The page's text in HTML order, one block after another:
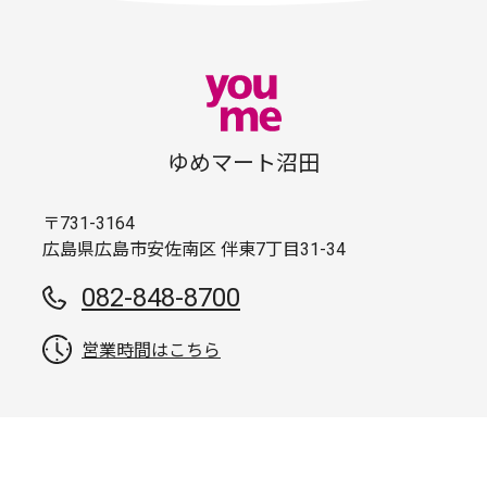
ゆめマート沼田
〒731-3164
広島県広島市安佐南区 伴東7丁目31-34
082-848-8700
営業時間はこちら